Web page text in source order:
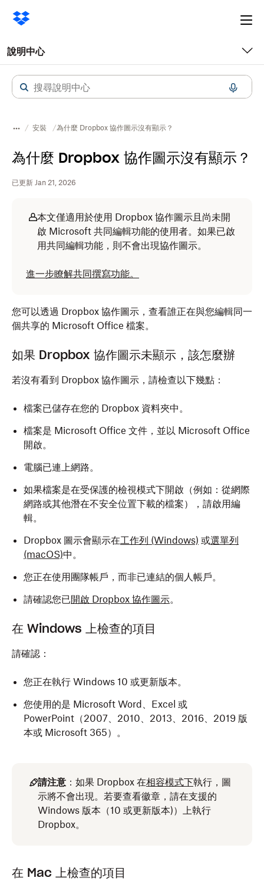
說明中心
安裝 為什麼 Dropbox 協作圖示沒有顯示？
為什麼 Dropbox 協作圖示沒有顯示？
已更新 Jan 21, 2026
本文僅適用於使用 Dropbox 協作圖示且尚未開
啟 Microsoft 共同編輯功能的使用者。如果已啟
用共同編輯功能，則不會出現協作圖示。
進一步瞭解共同撰寫功能。
您可以透過 Dropbox 協作圖示 ，查看誰正在與您編輯同一
個共享的 Microsoft Office 檔案。
如果 Dropbox 協作圖示未顯示，該怎麼辦
若沒有看到 Dropbox 協作圖示，請檢查以下幾點：
檔案已儲存在您的 Dropbox 資料夾中。
檔案是 Microsoft Office 文件，並以 Microsoft Office
開啟。
電腦已連上網路。
如果檔案是在受保護的檢視模式下開啟（例如：從網際
網路或其他潛在不安全位置下載的檔案），請啟用編
輯。
Dropbox 圖示會顯示在工作列 (Windows) 或選單列
(macOS)中。
您正在使用團隊帳戶，而非已連結的個人帳戶。
請確認您已開啟 Dropbox 協作圖示。
在 Windows 上檢查的項目
請確認：
您正在執行 Windows 10 或更新版本。
您使用的是 Microsoft Word、Excel 或
PowerPoint（2007、2010、2013、2016、2019 版
本或 Microsoft 365）。
請注意 ：如果 Dropbox 在相容模式下執行，圖
示將不會出現。若要查看徽章，請在支援的
Windows 版本（10 或更新版本)）上執行
Dropbox。
在 Mac 上檢查的項目